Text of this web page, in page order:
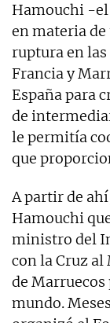
Hamouchi -el
en materia
ruptura en
Francia y
España para
de
le permitía
que
A partir de
Hamouchi
ministro del
con la Cruz
de
mundo.